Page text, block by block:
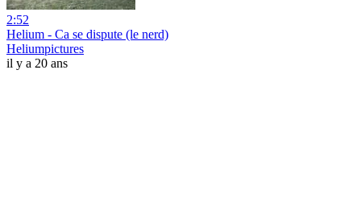
2:52
Helium - Ca se dispute (le nerd)
Heliumpictures
il y a 20 ans